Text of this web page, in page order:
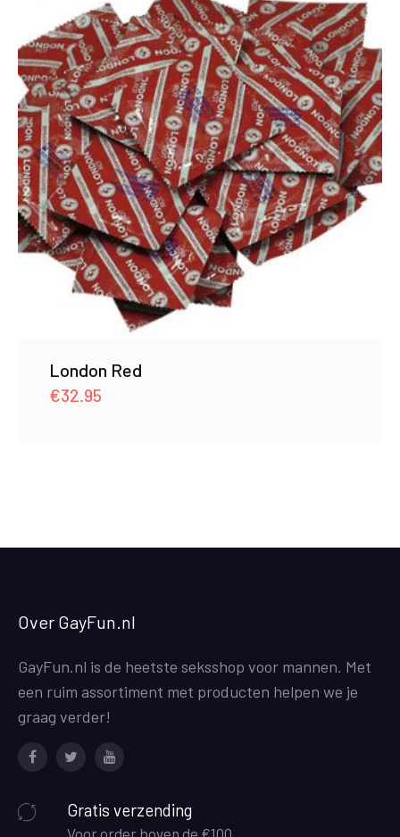
London Red
€32.95
Over GayFun.nl
GayFun.nl is de heetste seksshop voor mannen. Met
een ruim assortiment met producten helpen we je
graag verder!
Gratis verzending